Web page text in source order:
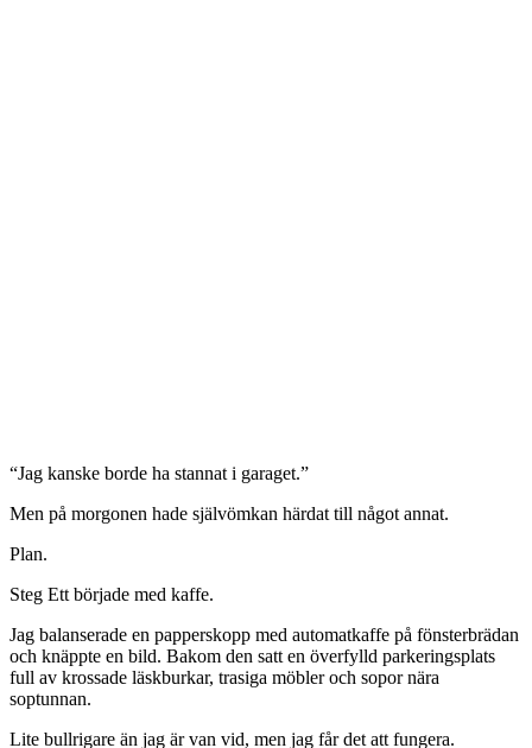
“Jag kanske borde ha stannat i garaget.”
Men på morgonen hade självömkan härdat till något annat.
Plan.
Steg Ett började med kaffe.
Jag balanserade en papperskopp med automatkaffe på fönsterbrädan
och knäppte en bild. Bakom den satt en överfylld parkeringsplats
full av krossade läskburkar, trasiga möbler och sopor nära
soptunnan.
Lite bullrigare än jag är van vid, men jag får det att fungera.